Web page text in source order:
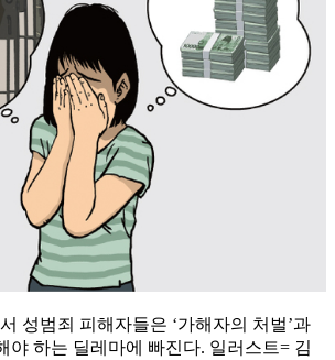
성범죄 피해자들은 ‘가해자의 처벌’과
야 하는 딜레마에 빠진다. 일러스트= 김